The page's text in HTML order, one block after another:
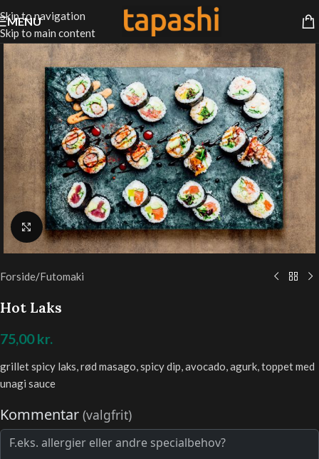
Skip to navigation
Skip to main content
MENU
Klik for at forstørre
Forside/Futomaki
Hot Laks
75,00kr.
grillet spicy laks, rød masago, spicy dip, avocado, agurk, toppet med
unagi sauce